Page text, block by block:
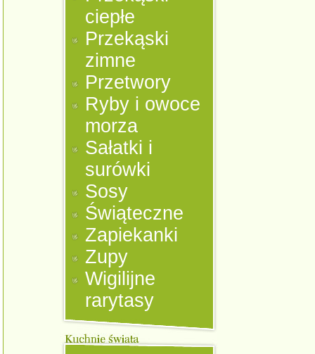
ciepłe
Przekąski
zimne
Przetwory
Ryby i owoce
morza
Sałatki i
surówki
Sosy
Świąteczne
Zapiekanki
Zupy
Wigilijne
rarytasy